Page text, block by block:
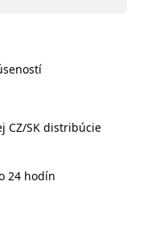
CZ/SK distribúcie
24 hodín